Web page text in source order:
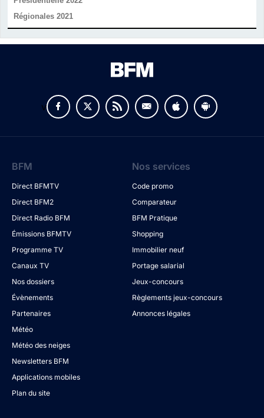
Régionales 2021
v
BFM
Direct BFMTV
Direct BFM2
Direct Radio BFM
Émissions BFMTV
Programme TV
Canaux TV
Nos dossiers
Évènements
Partenaires
Météo
Météo des neiges
Newsletters BFM
Applications mobiles
Plan du site
Nos services
Code promo
Comparateur
BFM Pratique
Shopping
Immobilier neuf
Portage salarial
Jeux-concours
Règlements jeux-concours
Annonces légales